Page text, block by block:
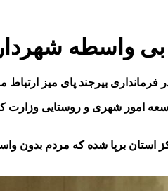
واسطه شهردار
فرمانداری بیرجند پای میز
امور شهری و روستایی وزارت
استان برپا شده که مردم بدون